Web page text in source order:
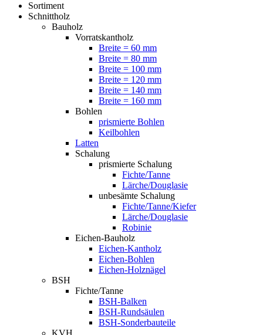
Sortiment
Schnittholz
Bauholz
Vorratskantholz
Breite = 60 mm
Breite = 80 mm
Breite = 100 mm
Breite = 120 mm
Breite = 140 mm
Breite = 160 mm
Bohlen
prismierte Bohlen
Keilbohlen
Latten
Schalung
prismierte Schalung
Fichte/Tanne
Lärche/Douglasie
unbesämte Schalung
Fichte/Tanne/Kiefer
Lärche/Douglasie
Robinie
Eichen-Bauholz
Eichen-Kantholz
Eichen-Bohlen
Eichen-Holznägel
BSH
Fichte/Tanne
BSH-Balken
BSH-Rundsäulen
BSH-Sonderbauteile
KVH